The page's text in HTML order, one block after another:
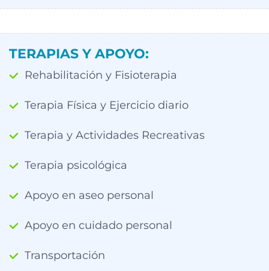
TERAPIAS Y APOYO:
Rehabilitación y Fisioterapia
Terapia Física y Ejercicio diario
Terapia y Actividades Recreativas
Terapia psicológica
Apoyo en aseo personal
Apoyo en cuidado personal
Transportación